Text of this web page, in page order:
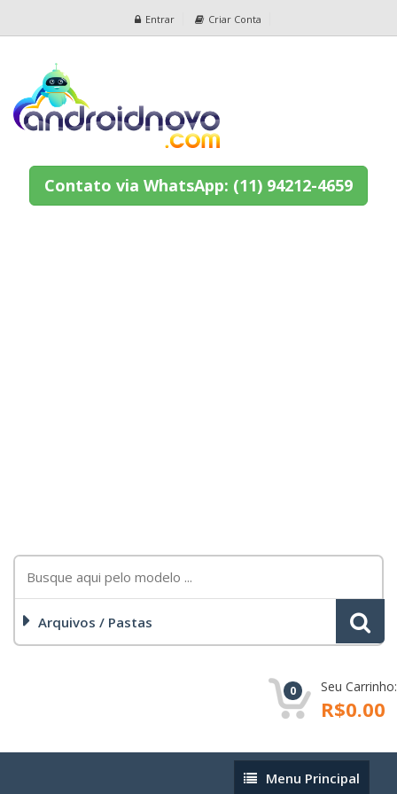
Entrar Criar Conta
Contato via WhatsApp: (11) 94212-4659
Arquivos / Pastas
0 Seu Carrinho:
R$0.00
MenuMenu Principal